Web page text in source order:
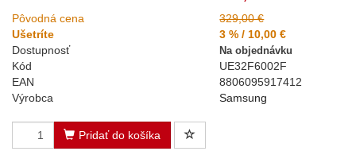
Pôvodná cena
329,00 €
Ušetríte
3 % / 10,00 €
Dostupnosť
Na objednávku
Kód
UE32F6002F
EAN
8806095917412
Výrobca
Samsung
Pridať do košíka